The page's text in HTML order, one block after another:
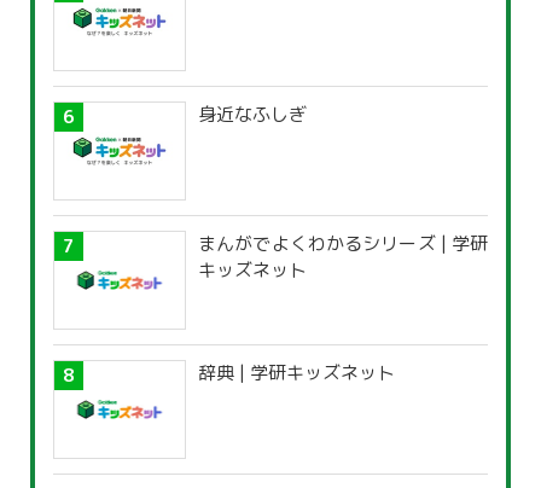
身近なふしぎ
まんがでよくわかるシリーズ | 学研
キッズネット
辞典 | 学研キッズネット